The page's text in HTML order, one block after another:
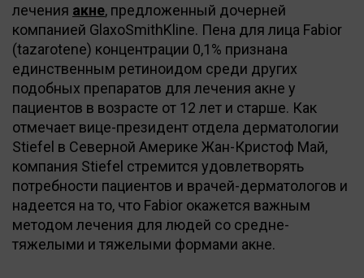
лечения акне, предложенный дочерней
компанией GlaxoSmithKline. Пена для лица Fabior
(tazarotene) концентрации 0,1% признана
единственным ретиноидом среди других
подобных препаратов для лечения акне у
пациентов в возрасте от 12 лет и старше. Как
отмечает вице-президент отдела дерматологии
Stiefel в Северной Америке Жан-Кристоф Май,
компания Stiefel стремится удовлетворять
потребности пациентов и врачей-дерматологов и
надеется на то, что Fabior окажется важным
методом лечения для людей cо средне-
тяжелыми и тяжелыми формами акне.